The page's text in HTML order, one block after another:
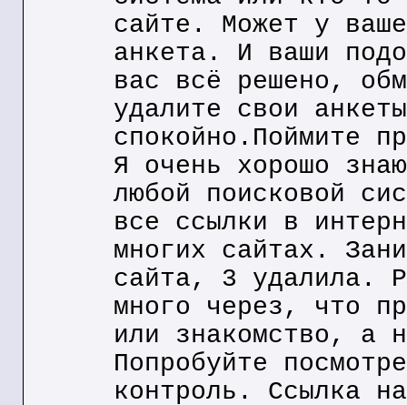
сайте. Может у
анкета. И ваши
вас всё решено,
удалите свои
спокойно.Поймите
Я очень хорошо
любой поисковой
все ссылки в
многих сайтах.
сайта, 3 удалила.
много через, что
или знакомство, а
Попробуйте
контроль. Ссылка